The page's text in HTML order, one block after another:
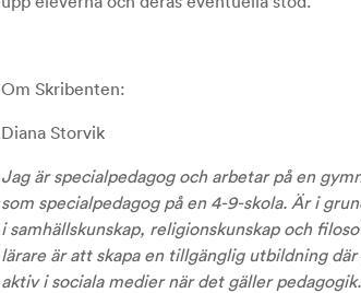
Om Skribenten:
Diana Storvik
Jag är specialpedagog och arbetar på en
som specialpedagog på en 4-9-skola. Är i
i samhällskunskap, religionskunskap och
lärare är att skapa en tillgänglig utbildning
aktiv i sociala medier när det gäller pedagogik.